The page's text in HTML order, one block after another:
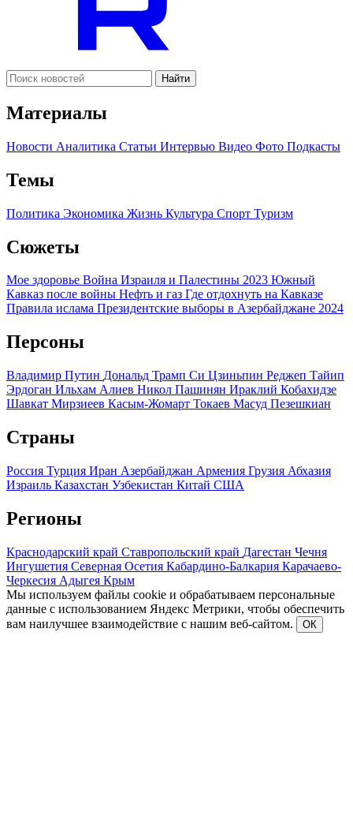
Найти
Материалы
Новости Аналитика Статьи Интервью Видео Фото Подкасты
Темы
Политика Экономика Жизнь Культура Спорт Туризм
Сюжеты
Мое здоровье Война Израиля и Палестины 2023 Южный
Кавказ после войны Нефть и газ Где отдохнуть на Кавказе
Правила ислама Президентские выборы в Азербайджане 2024
Персоны
Владимир Путин Дональд Трамп Си Цзиньпин Реджеп Тайип
Эрдоган Ильхам Алиев Никол Пашинян Ираклий Кобахидзе
Шавкат Мирзиеев Касым-Жомарт Токаев Масуд Пезешкиан
Страны
Россия Турция Иран Азербайджан Армения Грузия Абхазия
Израиль Казахстан Узбекистан Китай США
Регионы
Краснодарский край Ставропольский край Дагестан Чечня
Ингушетия Северная Осетия Кабардино-Балкария Карачаево-
Черкесия Адыгея Крым
Мы используем файлы cookie и обрабатываем персональные
данные с использованием Яндекс Метрики, чтобы обеспечить
вам наилучшее взаимодействие с нашим веб-сайтом.
ОК